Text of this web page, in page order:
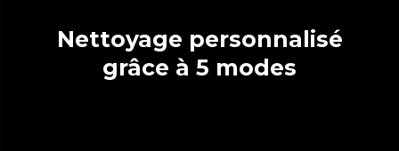
Nettoyage personnalisé
grâce à 5 modes